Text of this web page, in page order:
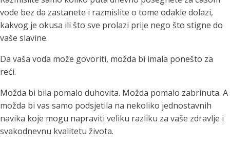
vode bez da zastanete i razmislite o tome odakle dolazi,
kakvog je okusa ili što sve prolazi prije nego što stigne do
vaše slavine.
Da vaša voda može govoriti, možda bi imala ponešto za
reći.
Možda bi bila pomalo duhovita. Možda pomalo zabrinuta. A
možda bi vas samo podsjetila na nekoliko jednostavnih
navika koje mogu napraviti veliku razliku za vaše zdravlje i
svakodnevnu kvalitetu života.